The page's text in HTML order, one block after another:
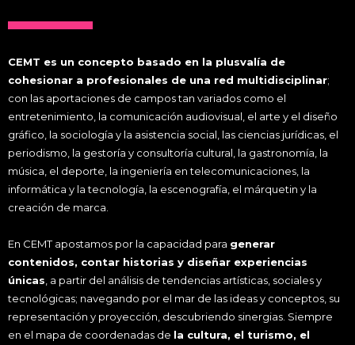
CEMT es un concepto basado en la plusvalía de
cohesionar a profesionales de una red multidisciplinar;
con las aportaciones de campos tan variados como el
entretenimiento, la comunicación audiovisual, el arte y el diseño
gráfico, la sociología y la asistencia social, las ciencias jurídicas, el
periodismo, la gestoría y consultoría cultural, la gastronomía, la
música, el deporte, la ingeniería en telecomunicaciones, la
informática y la tecnología, la escenografía, el márquetin y la
creación de marca.
En CEMT apostamos por la capacidad para generar
contenidos, contar historias y diseñar experiencias
únicas , a partir del análisis de tendencias artísticas, sociales y
tecnológicas; navegando por el mar de las ideas y conceptos, su
representación y proyección, descubriendo sinergias. Siempre
en el mapa de coordenadas de la cultura, el turismo, el